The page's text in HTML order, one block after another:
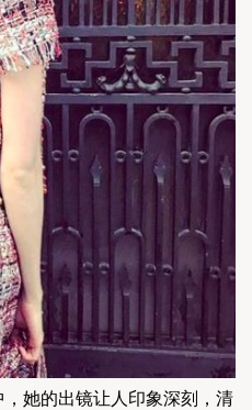
她的出镜让人印象深刻，清